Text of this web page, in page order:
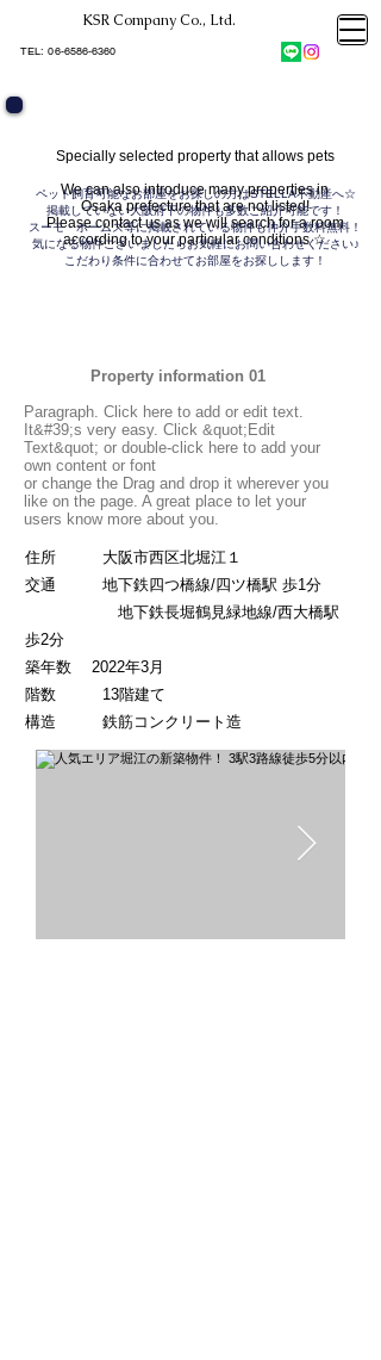
KSR Company Co., Ltd.​
​TEL:06-6586-6360
Specially selected property that allows pets
We can also introduce many properties in
Osaka prefecture that are not listed!
Please contact us as we will search for a room
according to your particular conditions ☆
ペット飼育可能なお部屋をお探しの方はSTELLA不動産へ☆
掲載していない大阪府下の物件も多数ご紹介可能です！
スーモ・ホームズ等に掲載されている物件も仲介手数料無料！
気になる物件ございましたらお気軽にお問い合わせください♪
こだわり条件に合わせてお部屋をお探しします！
Property information 01
Paragraph. Click here to add or edit text.
It&#39;s very easy. Click &quot;Edit
Text&quot; or double-click here to add your
own content or font
or change the Drag and drop it wherever you
like on the page. A great place to let your
users know more about you.
​住所 大阪市西区北堀江１
交通 地下鉄四つ橋線/四ツ橋駅 歩1分
地下鉄長堀鶴見緑地線/西大橋駅
歩2分
築年数 2022年3月
階数 13階建て
​構造 鉄筋コンクリート造